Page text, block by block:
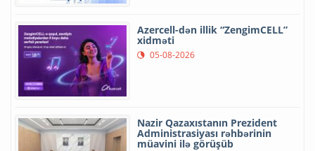
Azercell-dən illik “ZengimCELL”
xidməti
05-08-2026
Nazir Qazaxıstanın Prezident
Administrasiyası rəhbərinin
müavini ilə görüşüb